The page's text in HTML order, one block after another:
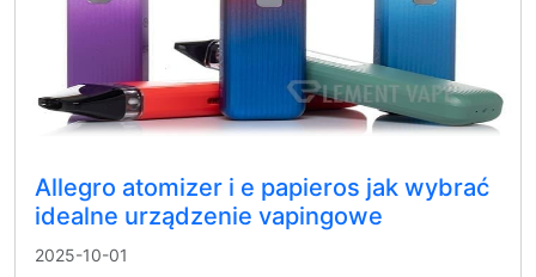
Allegro atomizer i e papieros jak wybrać
idealne urządzenie vapingowe
2025-10-01